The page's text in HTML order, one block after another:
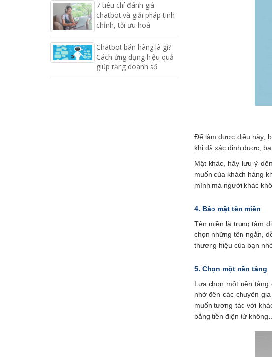
Để làm được điều này,
khi đã xác định được,
Mặt khác, hãy lưu ý
muốn của khách hàng
mình mà người khác
4. Bảo mật tên miền
Tên miền là trung tâm
chọn những tên ngắn,
thương hiệu của bạn
5. Chọn một nền tảng
Lựa chọn một nền
nhờ đến các chuyên
muốn tương tác với
bằng tiền điện tử không…
7 tiêu chí đánh giá
chatbot và giải pháp tinh
chỉnh, tối ưu hoá
Chatbot bán hàng là gì?
Cách ứng dụng hiệu quả
giúp tăng doanh số